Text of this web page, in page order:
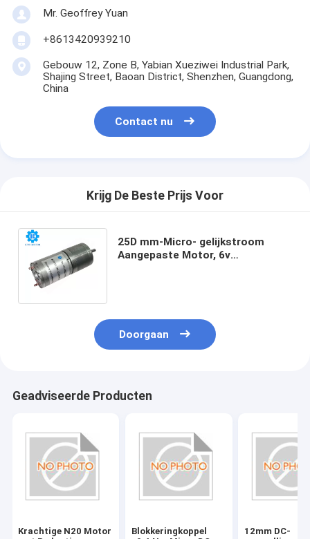
Mr. Geoffrey Yuan
+8613420939210
Gebouw 12, Zone B, Yabian Xueziwei Industrial Park,
Shajing Street, Baoan District, Shenzhen, Guangdong,
China
Contact nu
Krijg De Beste Prijs Voor
25D mm-Micro- gelijkstroom
Aangepaste Motor, 6v
Doorgaan
Geadviseerde Producten
Krachtige N20 Motor
Blokkeringkoppel
12mm DC-